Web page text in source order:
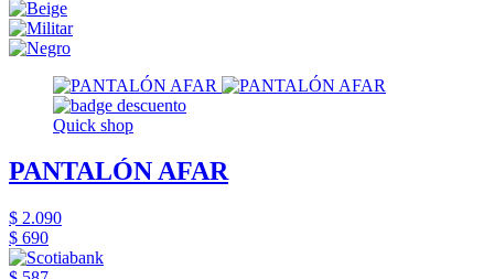
Quick shop
PANTALÓN AFAR
$ 2.090
$ 690